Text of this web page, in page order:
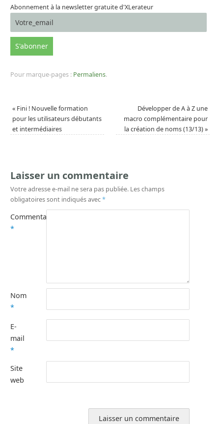
Abonnement à la newsletter gratuite d'XLerateur
Pour marque-pages : Permaliens.
« Fini ! Nouvelle formation
pour les utilisateurs débutants
et intermédiaires
Développer de A à Z une
macro complémentaire pour
la création de noms (13/13)»
Laisser un commentaire
Votre adresse e-mail ne sera pas publiée. Les champs
obligatoires sont indiqués avec*
Commentaire
*
Nom
*
E-
mail
*
Site
web